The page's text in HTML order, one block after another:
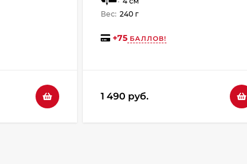
Вес: 240 г
+75БАЛЛОВ!
1 490 руб.